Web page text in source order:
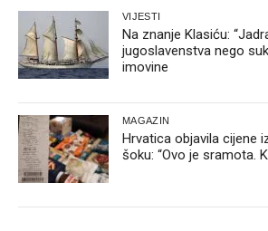
VIJESTI
Na znanje Klasiću:
jugoslavenstva nego
imovine
MAGAZIN
Hrvatica objavila cijene
šoku: “Ovo je sramota.